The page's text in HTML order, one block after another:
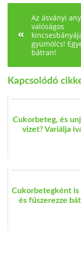
Az ásványi
valóságos
gyümölcs!
bátran!
Kapcsolódó
Cukorbeteg, és
vizet? Variálja
Cukorbetegként is
és fűszerezze